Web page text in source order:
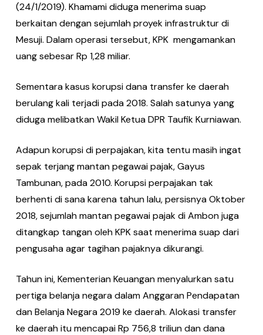
(24/1/2019). Khamami diduga menerima suap
berkaitan dengan sejumlah proyek infrastruktur di
Mesuji. Dalam operasi tersebut, KPK mengamankan
uang sebesar Rp 1,28 miliar.
Sementara kasus korupsi dana transfer ke daerah
berulang kali terjadi pada 2018. Salah satunya yang
diduga melibatkan Wakil Ketua DPR Taufik Kurniawan.
Adapun korupsi di perpajakan, kita tentu masih ingat
sepak terjang mantan pegawai pajak, Gayus
Tambunan, pada 2010. Korupsi perpajakan tak
berhenti di sana karena tahun lalu, persisnya Oktober
2018, sejumlah mantan pegawai pajak di Ambon juga
ditangkap tangan oleh KPK saat menerima suap dari
pengusaha agar tagihan pajaknya dikurangi.
Tahun ini, Kementerian Keuangan menyalurkan satu
pertiga belanja negara dalam Anggaran Pendapatan
dan Belanja Negara 2019 ke daerah. Alokasi transfer
ke daerah itu mencapai Rp 756,8 triliun dan dana